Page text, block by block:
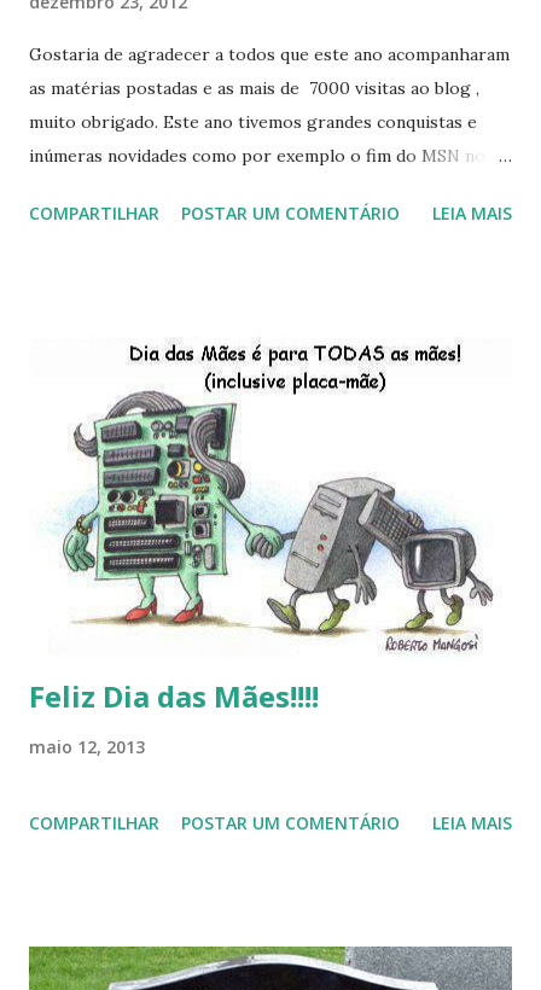
Gostaria de agradecer a todos que este ano acompanharam
as matérias postadas e as mais de 7000 visitas ao blog ,
muito obrigado. Este ano tivemos grandes conquistas e
inúmeras novidades como por exemplo o fim do MSN no
do Kaiana que será lançada em 2013, distro nacional , a
do LibreOffice , o IX Latinoware, a Microsoft boicotando o
Linux (como sempre), o lançamento do Windows 8 e a sua
baixa taxa de adesão pelos usuários, entre out ros. Gostaria
de desejar a todos Boas Festas e que em 2013 possamos
estar juntos novamente. Feliz Natal!!!! F eli z 2013 a todos!!!
COMPARTILHAR POSTAR UM COMENTÁRIO LEIA MAIS
Feliz Dia das Mães!!!!
maio 12, 2013
COMPARTILHAR POSTAR UM COMENTÁRIO LEIA MAIS